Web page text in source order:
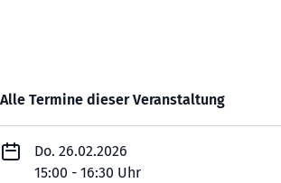
Alle Termine dieser Veranstaltung
Do. 26.02.2026
15:00 - 16:30 Uhr